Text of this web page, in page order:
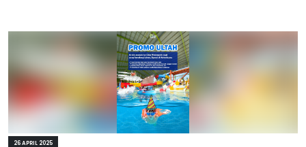
26 APRIL 2025